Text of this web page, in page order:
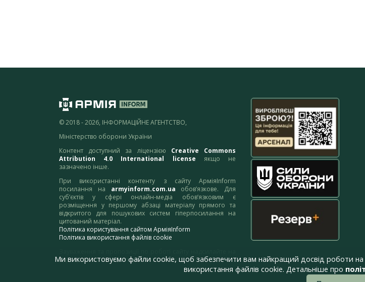
© 2018 - 2026, ІНФОРМАЦІЙНЕ АГЕНТСТВО,
Міністерство оборони України
Контент доступний за ліцензією Creative Commons
Attribution 4.0 International license якщо не
зазначено інше.
При використанні контенту з сайту АрміяInform
посилання на armyinform.com.ua обов’язкове. Для
суб’єктів у сфері онлайн-медіа обов’язковим є
розміщення у першому абзаці матеріалу прямого та
відкритого для пошукових систем гіперпосилання на
цитований матеріал.
Політика користування сайтом АрміяInform
Політика використання файлів cookie
адресу:webmaster@armyinform.com.ua
Ми використовуємо файли cookie, щоб забезпечити вам найкращий досвід роботи
використання файлів cookie. Детальніше про